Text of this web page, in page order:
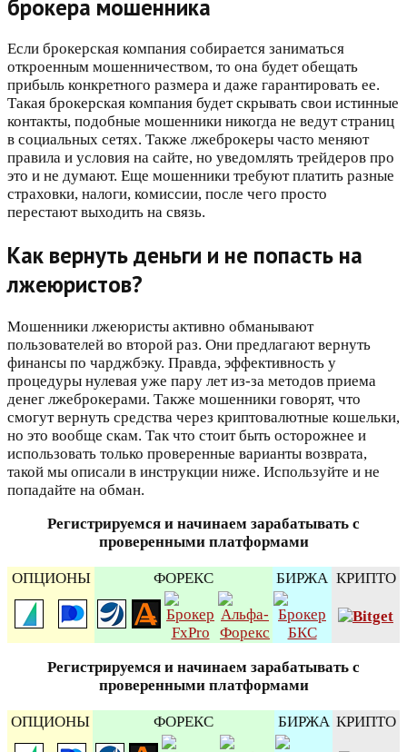
брокера мошенника
Если брокерская компания собирается заниматься
откроенным мошенничеством, то она будет обещать
прибыль конкретного размера и даже гарантировать ее.
Такая брокерская компания будет скрывать свои истинные
контакты, подобные мошенники никогда не ведут страниц
в социальных сетях. Также лжеброкеры часто меняют
правила и условия на сайте, но уведомлять трейдеров про
это и не думают. Еще мошенники требуют платить разные
страховки, налоги, комиссии, после чего просто
перестают выходить на связь.
Как вернуть деньги и не попасть на
лжеюристов?
Мошенники лжеюристы активно обманывают
пользователей во второй раз. Они предлагают вернуть
финансы по чарджбэку. Правда, эффективность у
процедуры нулевая уже пару лет из-за методов приема
денег лжеброкерами. Также мошенники говорят, что
смогут вернуть средства через криптовалютные кошельки,
но это вообще скам. Так что стоит быть осторожнее и
использовать только проверенные варианты возврата,
такой мы описали в инструкции ниже. Используйте и не
попадайте на обман.
Регистрируемся и начинаем зарабатывать с
проверенными платформами
ОПЦИОНЫ ФОРЕКС БИРЖА КРИПТО
Регистрируемся и начинаем зарабатывать с
проверенными платформами
ОПЦИОНЫ ФОРЕКС БИРЖА КРИПТО